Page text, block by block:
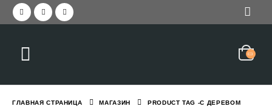
ГЛАВНАЯ СТРАНИЦА МАГАЗИН PRODUCT TAG -С ДЕРЕВОМ